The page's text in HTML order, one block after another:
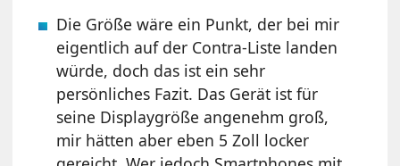
Die Größe wäre ein Punkt, der bei mir
eigentlich auf der Contra-Liste landen
würde, doch das ist ein sehr
persönliches Fazit. Das Gerät ist für
seine Displaygröße angenehm groß,
mir hätten aber eben 5 Zoll locker